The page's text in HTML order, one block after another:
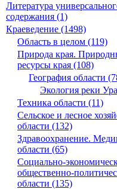
Литература
содержания (1)
Краеведение (1498)
Область в целом (119)
Природа края.
ресурсы края (108)
География области
Экология реки
Техника области (11)
Сельское и лесное
области (132)
Здравоохранение.
области (65)
Социально-
общественно-
области (135)